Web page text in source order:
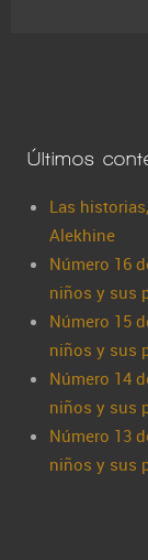
Últimos
Las
Alekhine
Número 16
niños y sus
Número 15
niños y sus
Número 14
niños y sus
Número 13
niños y sus